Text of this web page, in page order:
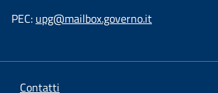
PEC: upg@mailbox.governo.it
Contatti